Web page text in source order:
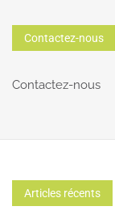
Contactez-nous
Contactez-nous
Articles récents